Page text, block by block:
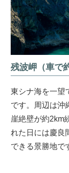
残波岬（車で
東シナ海を一望
です。周辺は沖
崖絶壁が約2km
れた日には慶良
できる景勝地で